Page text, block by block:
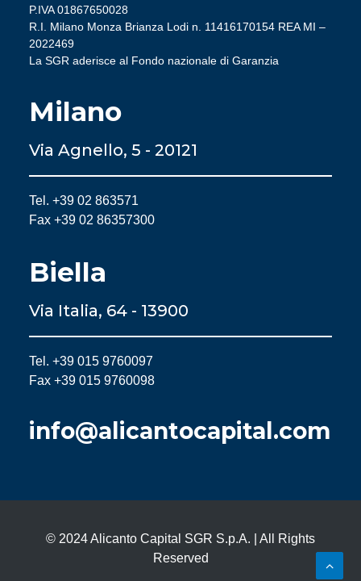
P.IVA 01867650028
R.I. Milano Monza Brianza Lodi n. 11416170154 REA MI –
2022469
La SGR aderisce al Fondo nazionale di Garanzia
Milano
Via Agnello, 5 - 20121
Tel. +39 02 863571
Fax +39 02 86357300
Biella
Via Italia, 64 - 13900
Tel. +39 015 9760097
Fax +39 015 9760098
info@alicantocapital.com
© 2024 Alicanto Capital SGR S.p.A. | All Rights
Reserved